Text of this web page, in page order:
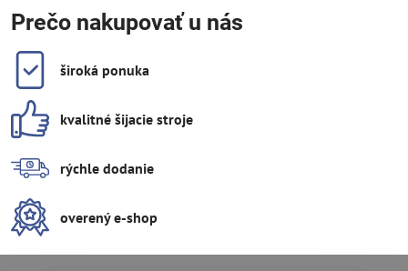
Prečo nakupovať u nás
široká ponuka
kvalitné šijacie stroje
rýchle dodanie
overený e-shop